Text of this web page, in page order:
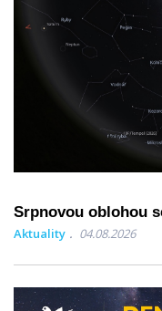
Srpnovou oblohou
Aktuality 04.08.2026